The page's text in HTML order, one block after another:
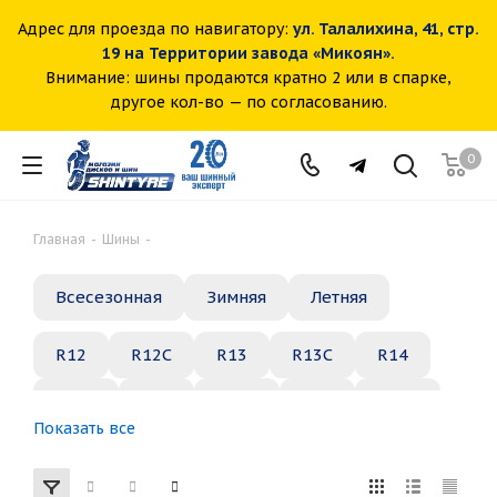
Адрес для проезда по навигатору: ул. Талалихина, 41, стр.
19 на Территории завода «Микоян».
Внимание: шины продаются кратно 2 или в спарке,
другое кол-во — по согласованию.
0
Главная - Шины -
Всесезонная Зимняя Летняя
R12 R12C R13 R13C R14
Показать все